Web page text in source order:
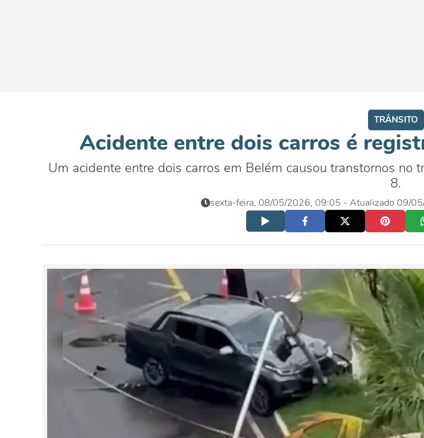
TRÂNSITO
Acidente entre dois carros é
Um acidente entre dois carros em Belém causou transtornos
8.
sexta-feira, 08/05/2026, 09:05 - Atualizado 09/